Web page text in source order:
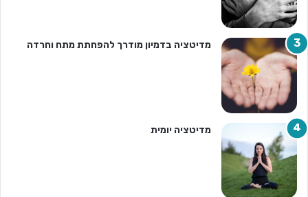
מדיטציה בדמיון מודרך להפחתת מתח וחרדה
מדיטציה יומית